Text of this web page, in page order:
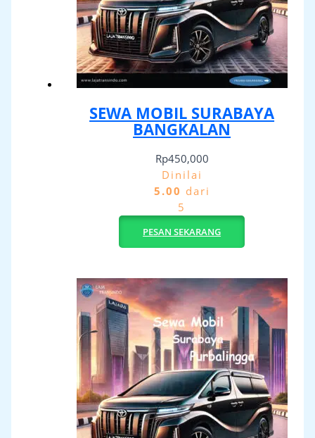
SEWA MOBIL SURABAYA
BANGKALAN
Rp450,000
Dinilai
5.00 dari
5
PESAN SEKARANG